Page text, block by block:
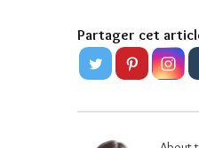
Partager cet